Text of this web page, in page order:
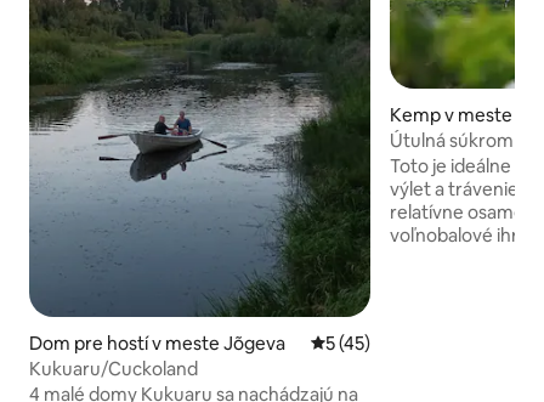
Dom pre hostí v meste Jõgeva Priemerné ohodnotenie 5
5 (45)
Kukuaru/Cuckoland
4 malé domy Kukuaru sa nachádzajú na
Kemp v meste
Útulná súkromná
výlet
Toto je ideálne
výlet a trávenie
relatívne
voľnobalové